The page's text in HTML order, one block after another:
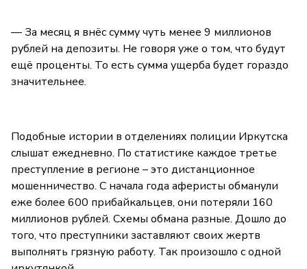
— За месяц я внёс сумму чуть менее 9 миллионов
рублей на депозиты. Не говоря уже о том, что будут
ещё проценты. То есть сумма ущерба будет гораздо
значительнее.
Подобные истории в отделениях полиции Иркутска
слышат ежедневно. По статистике каждое третье
преступление в регионе – это дистанционное
мошенничество. С начала года аферисты обманули
еже более 600 прибайкальцев, они потеряли 160
миллионов рублей. Схемы обмана разные. Дошло до
того, что преступники заставляют своих жертв
выполнять грязную работу. Так произошло с одной